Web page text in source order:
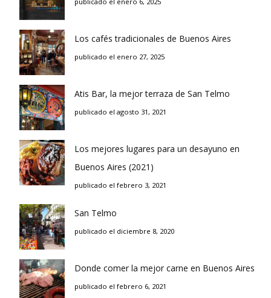
Los cafés tradicionales de Buenos Aires
publicado el enero 27, 2025
Atis Bar, la mejor terraza de San Telmo
publicado el agosto 31, 2021
Los mejores lugares para un desayuno en
Buenos Aires (2021)
publicado el febrero 3, 2021
San Telmo
publicado el diciembre 8, 2020
Donde comer la mejor carne en Buenos Aires
publicado el febrero 6, 2021